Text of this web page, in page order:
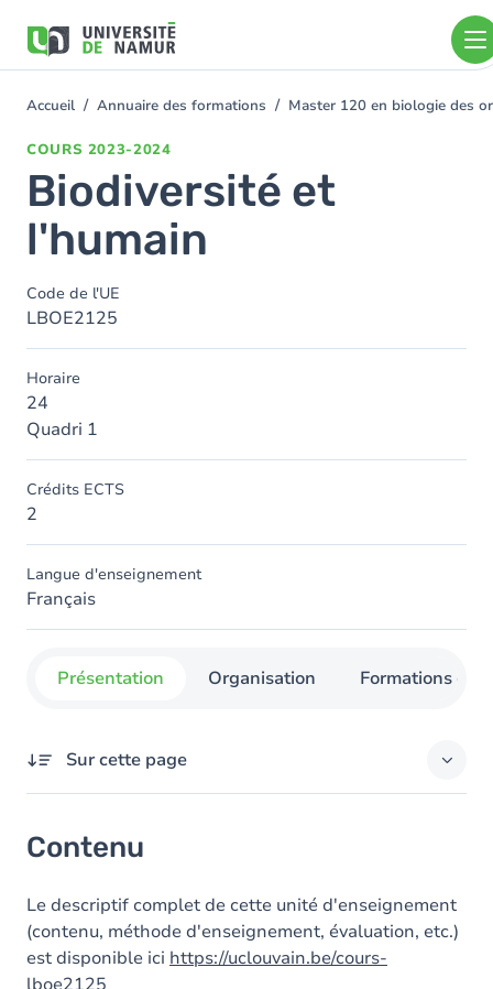
contenu
You
Accueil Annuaire des formations Master 120 en biologie des
COURS 2023-2024
Biodiversité et
l'humain
Code de l'UE
LBOE2125
Horaire
24
Quadri 1
Crédits ECTS
2
Langue d'enseignement
Français
Présentation Organisation Formations
Sur cette page
Contenu
Le descriptif complet de cette unité d'enseignement
(contenu, méthode d'enseignement, évaluation, etc.)
est disponible ici https://uclouvain.be/cours-